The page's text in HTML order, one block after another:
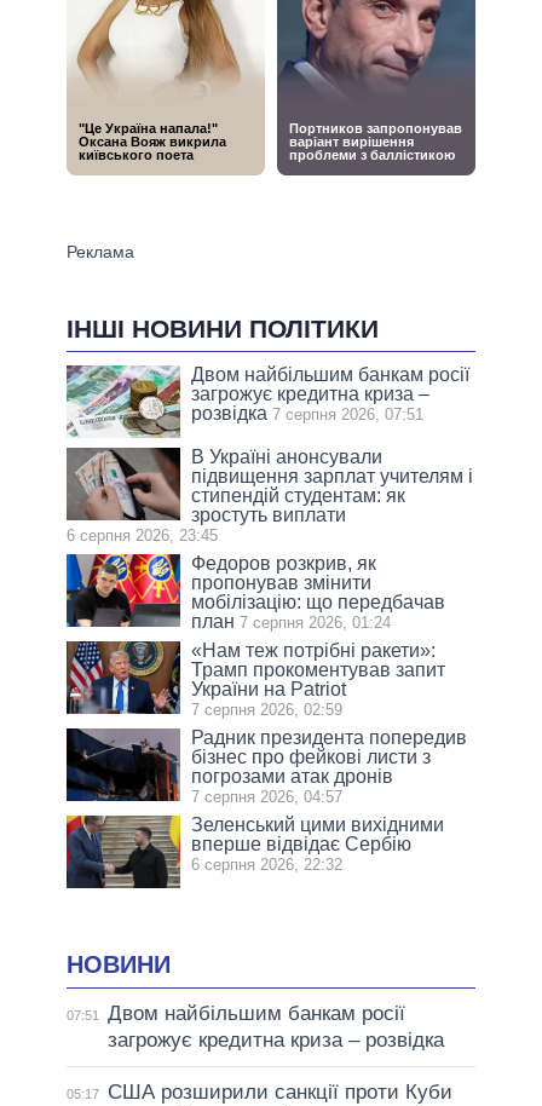
ІНШІ НОВИНИ ПОЛІТИКИ
Двом найбільшим банкам росії
загрожує кредитна криза –
розвідка 7 серпня 2026, 07:51
В Україні анонсували
підвищення зарплат учителям і
стипендій студентам: як
зростуть виплати
6 серпня 2026, 23:45
Федоров розкрив, як
пропонував змінити
мобілізацію: що передбачав
план 7 серпня 2026, 01:24
«Нам теж потрібні ракети»:
Трамп прокоментував запит
України на Patriot
7 серпня 2026, 02:59
Радник президента попередив
бізнес про фейкові листи з
погрозами атак дронів
7 серпня 2026, 04:57
Зеленський цими вихідними
вперше відвідає Сербію
6 серпня 2026, 22:32
НОВИНИ
07:51
Двом найбільшим банкам росії
загрожує кредитна криза – розвідка
05:17
США розширили санкції проти Куби